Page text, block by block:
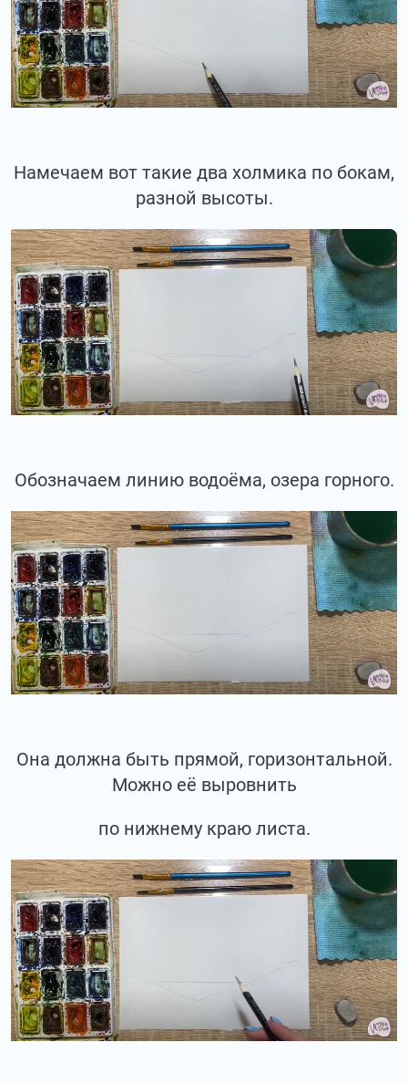
Намечаем вот такие два холмика по бокам,
разной высоты.
Обозначаем линию водоёма, озера горного.
Она должна быть прямой, горизонтальной.
Можно её выровнить
по нижнему краю листа.